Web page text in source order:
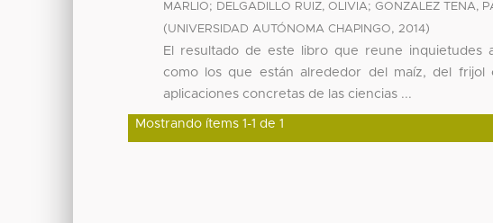
MARLIO; DELGADILLO RUIZ, OLIVIA; GONZALEZ TENA,
(UNIVERSIDAD AUTÓNOMA CHAPINGO, 2014)
El resultado de este libro que reune inquietudes
como los que están alrededor del maíz, del
aplicaciones concretas de las ciencias ...
Mostrando ítems 1-1 de 1